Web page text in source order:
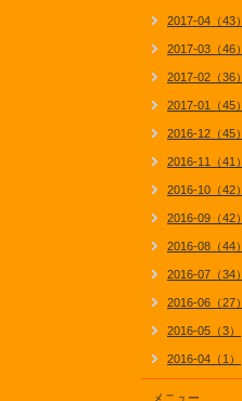
2017-04（43）
2017-03（46）
2017-02（36）
2017-01（45）
2016-12（45）
2016-11（41）
2016-10（42）
2016-09（42）
2016-08（44）
2016-07（34）
2016-06（27）
2016-05（3）
2016-04（1）
メニュー